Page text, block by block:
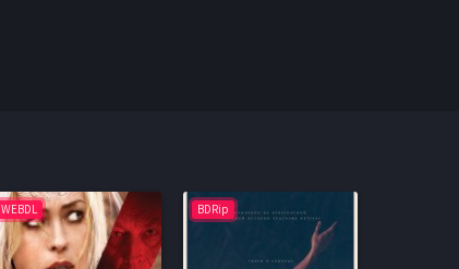
WEBDL BDRip